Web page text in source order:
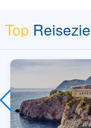
Top